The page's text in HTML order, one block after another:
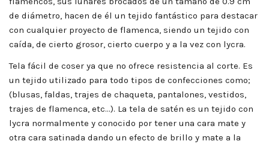
de diámetro, hacen de él un tejido fantástico para destacar
con cualquier proyecto de flamenca, siendo un tejido con
caída, de cierto grosor, cierto cuerpo y a la vez con lycra.
Tela fácil de coser ya que no ofrece resistencia al corte. Es
un tejido utilizado para todo tipos de confecciones como;
(blusas, faldas, trajes de chaqueta, pantalones, vestidos,
trajes de flamenca, etc…). La tela de satén es un tejido con
lycra normalmente y conocido por tener una cara mate y
otra cara satinada dando un efecto de brillo y mate a la